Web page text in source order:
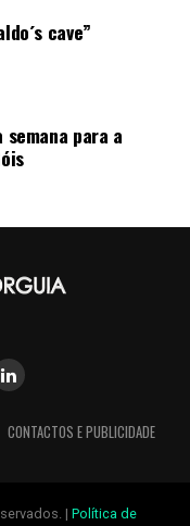
cave”
semana para a
CONTACTOS E PUBLICIDADE
| Política de